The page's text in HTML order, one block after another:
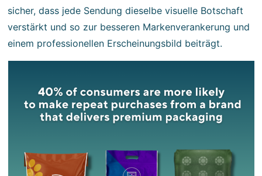
sicher, dass jede Sendung dieselbe visuelle Botschaft
verstärkt und so zur besseren Markenverankerung und
einem professionellen Erscheinungsbild beiträgt.